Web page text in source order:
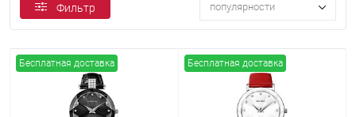
Фильтр популярности
Бесплатная доставка Бесплатная доставка